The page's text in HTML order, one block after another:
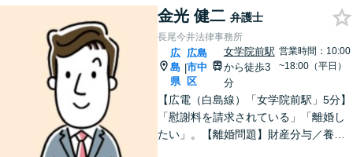
金光 健二 弁護士
長尾今井法律事務所
広
島
県
|
広島
市中
区
女学院前駅
から徒歩3
分
営業時間：10:00
~18:00（平日）
【広電（白島線）「女学院前駅」5分】
「慰謝料を請求されている」「離婚し
たい」。【離婚問題】財産分与／養育